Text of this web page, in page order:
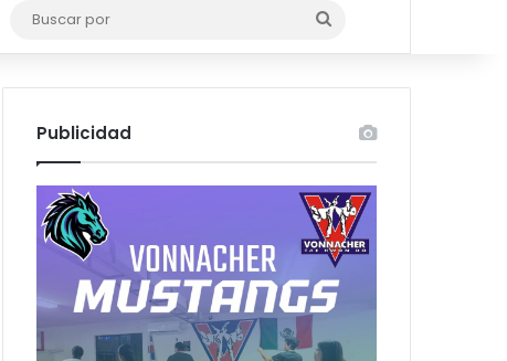
Buscar
por
Publicidad